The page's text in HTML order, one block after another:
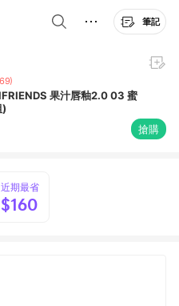
筆記
果汁唇釉2.0 03 蜜
)
搶購
近期最省
$160